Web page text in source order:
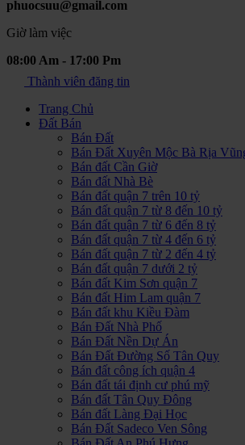
phuocsuu@gmail.com
Giờ làm việc
08:00 Am - 17:00 Pm
Thành viên đăng tin
Trang Chủ
Đất Bán
Bán Đất
Bán Đất Xuyên Mộc Bà Rịa
Bán đất Cần Giờ
Bán đất Nhà Bè
Bán đất quận 7 trên 10 tỷ
Bán đất quận 7 từ 8 đến 10 tỷ
Bán đất quận 7 từ 6 đến 8 tỷ
Bán đất quận 7 từ 4 đến 6 tỷ
Bán đất quận 7 từ 2 đến 4 tỷ
Bán đất quận 7 dưới 2 tỷ
Bán đất Kim Sơn quận 7
Bán đất Him Lam quận 7
Bán đất khu Kiều Đàm
Bán Đất Nhà Phố
Bán Đất Nền Dự Án
Bán Đất Đường Số Tân Quy
Bán đất công ích quận 4
Bán đất tái định cư phú mỹ
Bán đất Tân Quy Đông
Bán đất Làng Đại Học
Bán Đất Sadeco Ven Sông